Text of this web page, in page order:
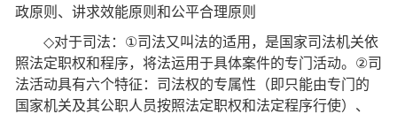
政原则、讲求效能原则和公平合理原则
◇对于司法： ①司法又叫法的适用，是国家司法机关依
照法定职权和程序，将法运用于具体案件的专门活动。 ②司
法活动具有六个特征：司法权的专属性（即只能由专门的
国家机关及其公职人员按照法定职权和法定程序行使）、